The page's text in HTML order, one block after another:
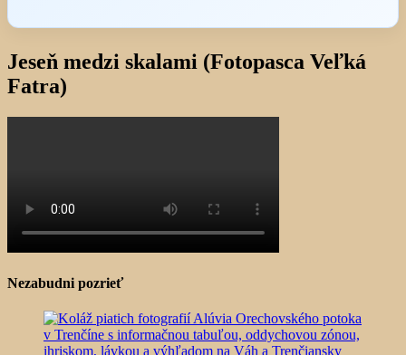
Jeseň medzi skalami (Fotopasca Veľká
Fatra)
Nezabudni pozrieť